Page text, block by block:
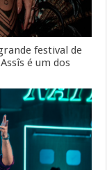
festival de
é um dos